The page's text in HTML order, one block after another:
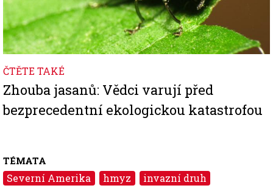
ČTĚTE TAKÉ
Zhouba jasanů: Vědci varují před
bezprecedentní ekologickou katastrofou
TÉMATA
Severní Amerika hmyz invazní druh